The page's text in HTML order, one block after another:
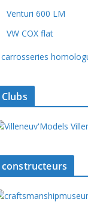
Venturi 600 LM
VW COX flat
carrosseries
Clubs
constructeurs